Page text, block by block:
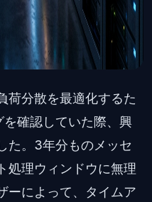
荷分散を最適化するた
確認していた際、興
た。3年分ものメッセ
処理ウィンドウに無理
ーによって、タイムア